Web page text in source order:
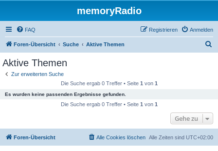
memoryRadio
FAQ Anmelden
Registrieren
Foren-Übersicht Suche Aktive Themen
Aktive Themen
Zur erweiterten Suche
Die Suche ergab 0 Treffer • Seite 1 von 1
Es wurden keine passenden Ergebnisse gefunden.
Die Suche ergab 0 Treffer • Seite 1 von 1
Gehe zu
Foren-Übersicht Alle Zeiten sind UTC+02:00
Alle Cookies löschen